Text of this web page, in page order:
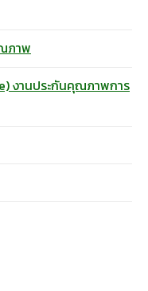
ภาพ
งานประกันคุณภาพการ